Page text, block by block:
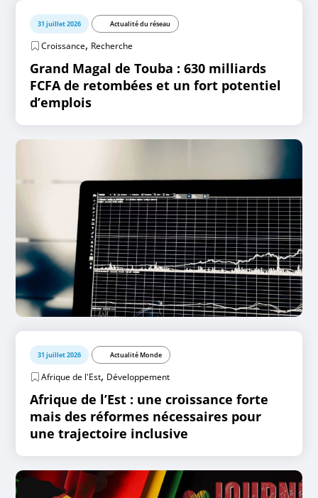
31 juillet 2026 Actualité du réseau
Croissance, Recherche
Grand Magal de Touba : 630 milliards
FCFA de retombées et un fort potentiel
d’emplois
31 juillet 2026 Actualité Monde
Afrique de l'Est, Développement
Afrique de l’Est : une croissance forte
mais des réformes nécessaires pour
une trajectoire inclusive